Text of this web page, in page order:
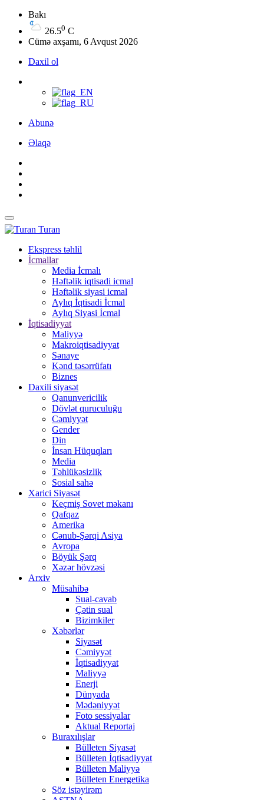
Bakı
26.50 C
Cümə axşamı, 6 Avqust 2026
Daxil ol
Abunə
Əlaqə
Turan
Ekspress təhlil
İcmallar
Media İcmalı
Həftəlik iqtisadi icmal
Həftəlik siyasi icmal
Aylıq İqtisadi İcmal
Aylıq Siyasi İcmal
İqtisadiyyat
Maliyyə
Makroiqtisadiyyat
Sənaye
Kənd təsərrüfatı
Biznes
Daxili siyasət
Qanunvericilik
Dövlət quruculuğu
Cəmiyyət
Gender
Din
İnsan Hüquqları
Media
Təhlükəsizlik
Sosial sahə
Xarici Siyasət
Keçmiş Sovet məkanı
Qafqaz
Amerika
Cənub-Şərqi Asiya
Avropa
Böyük Şərq
Xəzər hövzəsi
Arxiv
Müsahibə
Sual-cavab
Çətin sual
Bizimkiler
Xəbərlər
Siyasət
Cəmiyyət
İqtisadiyyat
Maliyyə
Enerji
Dünyada
Mədəniyyət
Foto sessiyalar
Aktual Reportaj
Buraxılışlar
Bülleten Siyasət
Bülleten İqtisadiyyat
Bülleten Maliyyə
Bülleten Energetika
Söz istəyirəm